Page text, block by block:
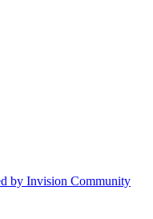
by Invision Community